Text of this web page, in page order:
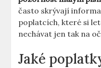
často skrývají
poplatcích, které si
nechávat jen tak na
Jaké